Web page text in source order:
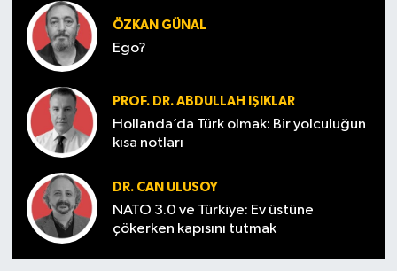
ÖZKAN GÜNAL
Ego?
PROF. DR. ABDULLAH IŞIKLAR
Hollanda’da Türk olmak: Bir yolculuğun
kısa notları
DR. CAN ULUSOY
NATO 3.0 ve Türkiye: Ev üstüne
çökerken kapısını tutmak